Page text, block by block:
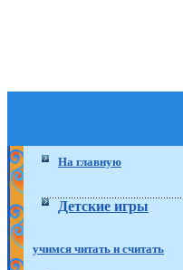
На главную
Детские игры
учимся читать и считать